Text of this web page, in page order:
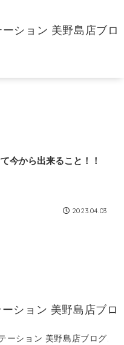
ション 美野島店ブロ
今から出来ること！！
2023.04.03
ション 美野島店ブロ
ーション 美野島店ブログ.